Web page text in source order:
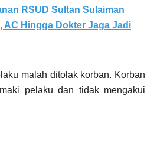
RSUD Sultan Sulaiman
AC Hingga Dokter Jaga Jadi
malah ditolak korban. Korban
pelaku dan tidak mengakui